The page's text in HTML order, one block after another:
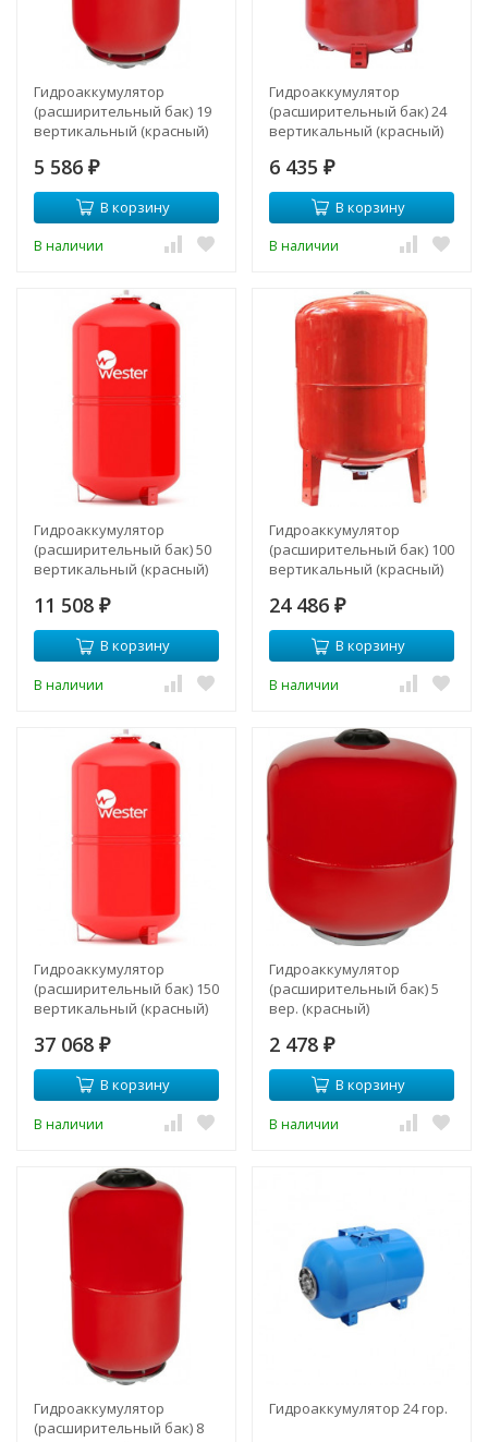
Гидроаккумулятор
(расширительный бак) 19
вертикальный (красный)
5 586 ₽
В корзину
В наличии
Гидроаккумулятор
(расширительный бак) 24
вертикальный (красный)
6 435 ₽
В корзину
В наличии
Гидроаккумулятор
(расширительный бак) 50
вертикальный (красный)
11 508 ₽
В корзину
В наличии
Гидроаккумулятор
(расширительный бак) 100
вертикальный (красный)
24 486 ₽
В корзину
В наличии
Гидроаккумулятор
(расширительный бак) 150
вертикальный (красный)
37 068 ₽
В корзину
В наличии
Гидроаккумулятор
(расширительный бак) 5
вер. (красный)
2 478 ₽
В корзину
В наличии
Гидроаккумулятор
(расширительный бак) 8
Гидроаккумулятор 24 гор.